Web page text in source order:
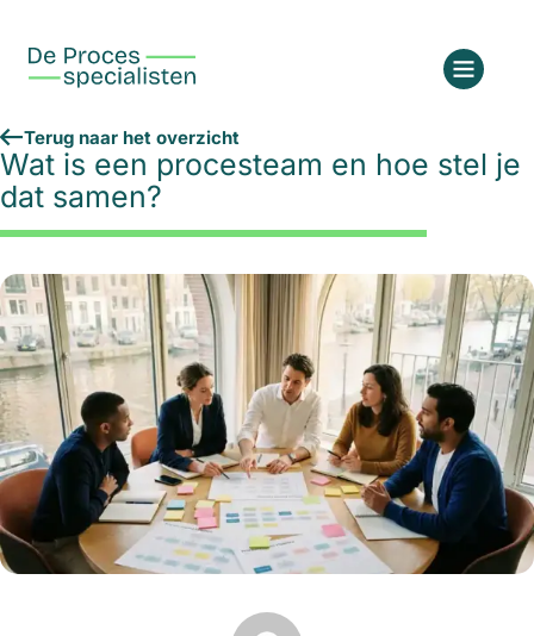
Terug naar het overzicht
Wat is een procesteam en hoe stel je
dat samen?